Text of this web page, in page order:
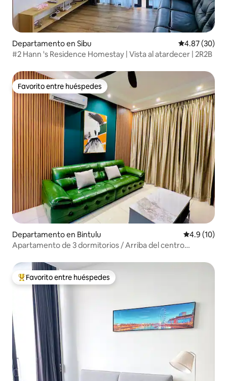
Departamento en Sibu Calificación
4.87 (30)
#2 Hann 's Residence Homestay | Vista al atardecer | 2R2B
Favorito entre huéspedes
Favorito entre huéspedes
Departamento en Bintulu Calificación
4.9 (10)
Apartamento de 3 dormitorios / Arriba del centro
De los mejores en Favorito entre huéspedes
Favorito entre huéspedes